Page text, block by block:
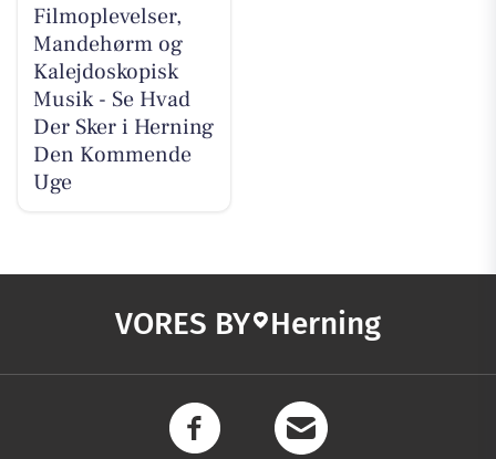
Filmoplevelser,
Mandehørm og
Kalejdoskopisk
Musik - Se Hvad
Der Sker i Herning
Den Kommende
Uge
VORES BY Herning